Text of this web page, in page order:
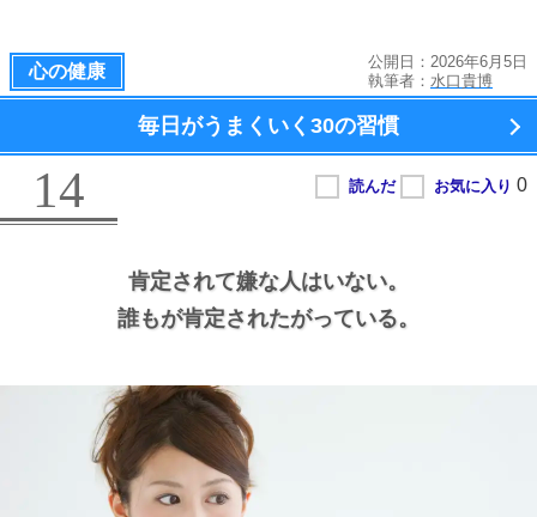
心の健康
公開日：2026年6月5日
執筆者： 水口貴博
毎日がうまくいく 30の習慣
14
肯定されて嫌な人はいない。
誰もが肯定されたがっている。